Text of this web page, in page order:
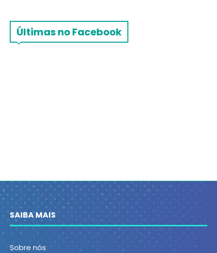
Últimas no Facebook
SAIBA MAIS
Sobre nós